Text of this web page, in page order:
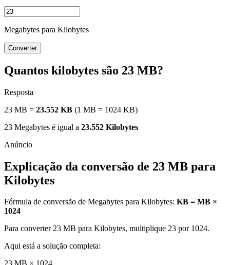
Megabytes para Kilobytes
Converter
Quantos kilobytes são 23 MB?
Resposta
23 MB = 23.552 KB (1 MB = 1024 KB)
23 Megabytes é igual a 23.552 Kilobytes
Explicação da conversão de 23 MB para
Kilobytes
Fórmula de conversão de Megabytes para Kilobytes: KB = MB ×
1024
Para converter 23 MB para Kilobytes, multiplique 23 por 1024.
Aqui está a solução completa: